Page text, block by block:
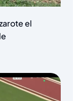
el